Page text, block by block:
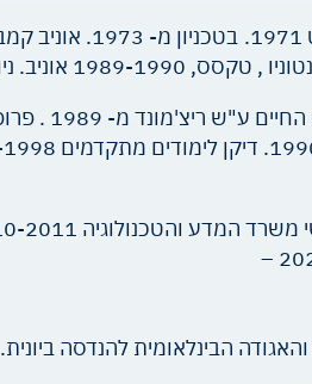
הבינלאומית להנדסה ביונית.